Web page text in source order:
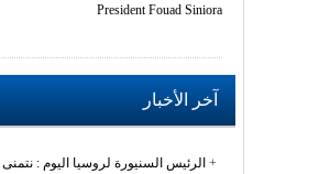
President Fouad Siniora
آخر الأخبار
الرئيس السنيورة لروسيا اليوم :